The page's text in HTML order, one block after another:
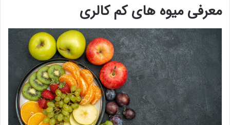
معرفی میوه های کم کالری